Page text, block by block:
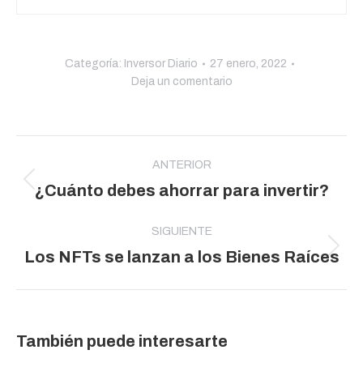
Categoría: Inversor Diario
27 enero, 2022
Deja un comentario
entre
publicaciones
ANTERIOR
Publicación
¿Cuánto debes ahorrar para invertir?
SIGUIENTE
Publicación
Los NFTs se lanzan a los Bienes Raíces
También puede interesarte